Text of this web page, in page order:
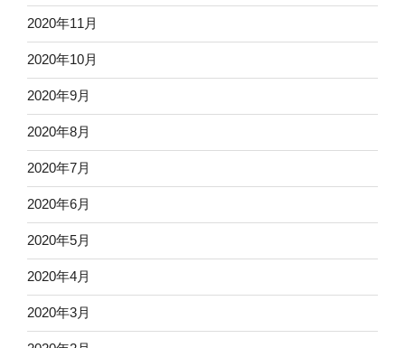
2020年11月
2020年10月
2020年9月
2020年8月
2020年7月
2020年6月
2020年5月
2020年4月
2020年3月